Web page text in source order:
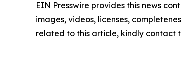
EIN Presswire provides this news
images, videos, licenses,
related to this article, kindly contact